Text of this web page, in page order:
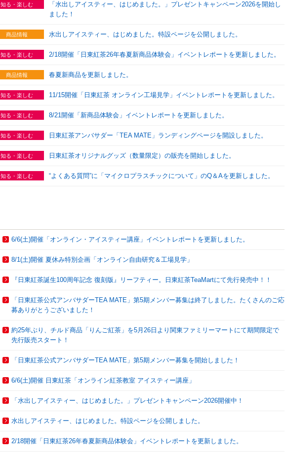
知る・楽しむ
「水出しアイスティー、はじめました。」プレゼントキャンペーン2026を開始し
ました！
商品情報 水出しアイスティー、はじめました。特設ページを公開しました。
知る・楽しむ 2/18開催「日東紅茶26年春夏新商品体験会」イベントレポートを更新しました。
商品情報 春夏新商品を更新しました。
知る・楽しむ 11/15開催「日東紅茶 オンライン工場見学」イベントレポートを更新しました。
知る・楽しむ 8/21開催「新商品体験会」イベントレポートを更新しました。
知る・楽しむ 日東紅茶アンバサダー「TEA MATE」ランディングページを開設しました。
知る・楽しむ 日東紅茶オリジナルグッズ（数量限定）の販売を開始しました。
知る・楽しむ “よくある質問”に「マイクロプラスチックについて」のQ＆Aを更新しました。
6/6(土)開催「オンライン・アイスティー講座」イベントレポートを更新しました。
8/1(土)開催 夏休み特別企画「オンライン自由研究＆工場見学」
『日東紅茶誕生100周年記念 復刻版』リーフティー。日東紅茶TeaMartにて先行発売中！！
「日東紅茶公式アンバサダーTEA MATE」第5期メンバー募集は終了しました。たくさんのご応
募ありがとうございました！
約25年ぶり、チルド商品「りんご紅茶」を5月26日より関東ファミリーマートにて期間限定で
先行販売スタート！
「日東紅茶公式アンバサダーTEA MATE」第5期メンバー募集を開始しました！
6/6(土)開催 日東紅茶「オンライン紅茶教室 アイスティー講座」
「水出しアイスティー、はじめました。」プレゼントキャンペーン2026開催中！
水出しアイスティー、はじめました。特設ページを公開しました。
2/18開催「日東紅茶26年春夏新商品体験会」イベントレポートを更新しました。